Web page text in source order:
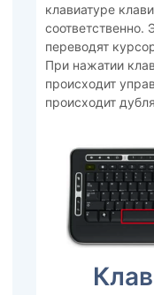
клавиатуре
соответственно.
переводят
При нажатии
происходит
происходит